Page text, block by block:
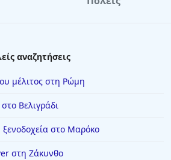
αναζητήσεις
μέλιτος στη Ρώμη
Βελιγράδι
στο Μαρόκο
στη Ζάκυνθο